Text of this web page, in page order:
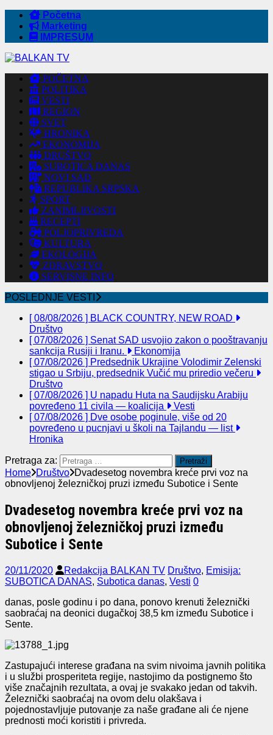
Početna
Marketing
IMPRESUM
POČETNA
POLITIKA
VESTI
REGION
SVET
HRONIKA
EKONOMIJA
DRUŠTVO
SUBOTICA DANAS
NOVI SAD
REPUBLIKA SRPSKA
SPORT
ZANIMLJIVOSTI
RECEPTI
POLJOPRIVREDA
KULTURA
EKOLOGIJA
ZDRAVSTVO
SERVISNE INFO
POSLEDNJE VESTI
[ 08/08/2026 ] BLACK COUNTRY, NEW ROAD
Društvo
[ 07/08/2026 ] Senat SAD usvojio zakon o pooštravanju
sankcija Rusiji i Iranu.
Ekonomija
[ 07/08/2026 ] Predsednik Ukrajine Volodimir Zelenski
stigao u Srbiju, predsednik Vučić mu priredio večeru
Društvo
[ 07/08/2026 ] U napadu Huta na Saudijsku Arabiju
povređeno 11 civila — koalicija
Vesti
[ 07/08/2026 ] Dve osobe poginule, više od 20
povređeno u pucnjavi u školi na Tajlandu — list
Hronika
Pretraga za:
Home Društvo Dvadesetog novembra kreće prvi voz na
obnovljenoj železničkoj pruzi između Subotice i Sente
Dvadesetog novembra kreće prvi voz na
obnovljenoj železničkoj pruzi između
Subotice i Sente
20/11/2020 Redakcija BALKAN TV Društvo, Emisija:
SUBOTICA DANAS, Subotica danas, Vesti 0
danas, posle godinu i po dana, ponovo krenuti železnički
saobraćaj na deonici dugačkoj 38,5 km između Subotice i
Sente.
Zastupajući interese građana na svim nivoima javnih politika
i u službi prosperiteta regije, nastojimo da postignemo što
više značajnih rezultata, a ovaj je svakako jedan od takvih.
Železnički saobraćaj na ovom delu olakšava i
pojednostavljuje putovanje za naše građane ali će njene
prednosti moći koristiti i privreda.